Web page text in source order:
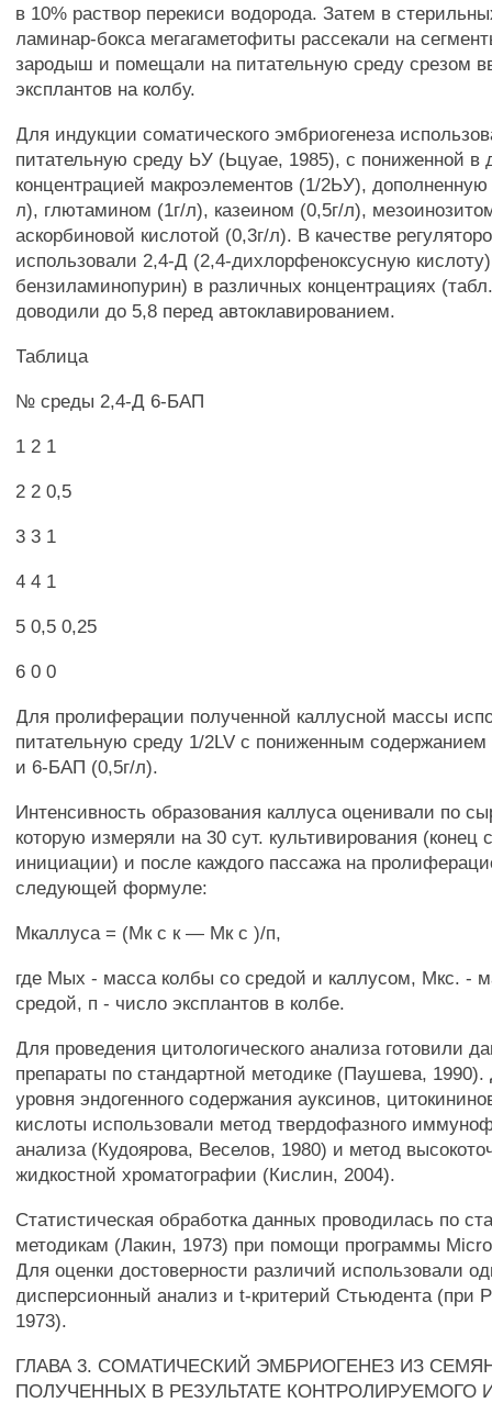
в 10% раствор перекиси водорода. Затем в
ламинар-бокса мегагаметофиты рассекали на
зародыш и помещали на питательную среду срезом
эксплантов на колбу.
Для индукции соматического эмбриогенеза
питательную среду ЬУ (Ьцуае, 1985), с пониженной в
концентрацией макроэлементов (1/2ЬУ),
л), глютамином (1г/л), казеином (0,5г/л),
аскорбиновой кислотой (0,3г/л). В качестве
использовали 2,4-Д (2,4-дихлорфеноксусную
бензиламинопурин) в различных концентрациях
доводили до 5,8 перед автоклавированием.
Таблица
№ среды 2,4-Д 6-БАП
1 2 1
2 2 0,5
3 3 1
4 4 1
5 0,5 0,25
6 0 0
Для пролиферации полученной каллусной массы
питательную среду 1/2LV с пониженным содержанием
и 6-БАП (0,5г/л).
Интенсивность образования каллуса оценивали по
которую измеряли на 30 сут. культивирования (конец
инициации) и после каждого пассажа на
следующей формуле:
Мкаллуса = (Мк с к — Мк с )/п,
где Мых - масса колбы со средой и каллусом, Мкс. -
средой, п - число эксплантов в колбе.
Для проведения цитологического анализа готовили
препараты по стандартной методике (Паушева,
уровня эндогенного содержания ауксинов,
кислоты использовали метод твердофазного
анализа (Кудоярова, Веселов, 1980) и метод
жидкостной хроматографии (Кислин, 2004).
Статистическая обработка данных проводилась по
методикам (Лакин, 1973) при помощи программы
Для оценки достоверности различий использовали
дисперсионный анализ и t-критерий Стьюдента (при
1973).
ГЛАВА 3. СОМАТИЧЕСКИЙ ЭМБРИОГЕНЕЗ ИЗ СЕМЯН
ПОЛУЧЕННЫХ В РЕЗУЛЬТАТЕ КОНТРОЛИРУЕМОГО